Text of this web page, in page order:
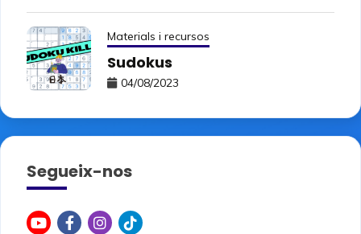
Materials i recursos
Sudokus
04/08/2023
Segueix-nos